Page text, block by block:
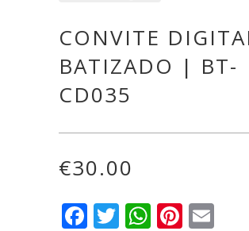
CONVITE
BATIZADO | BT-
CD035
€30.00
Facebook
Twitter